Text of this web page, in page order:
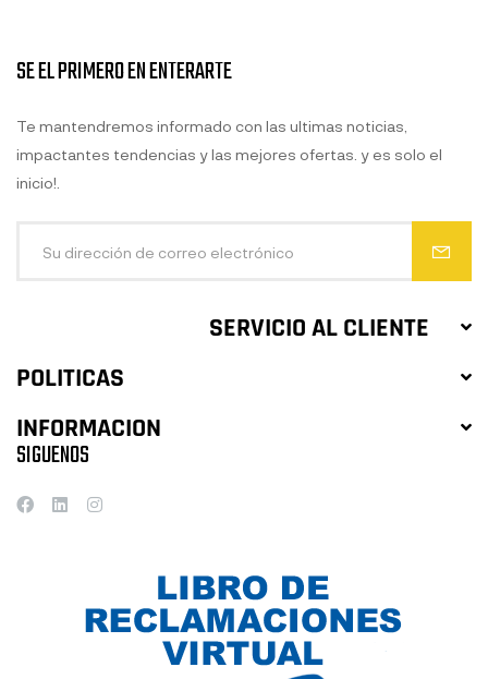
SERVICIO AL CLIENTE
POLITICAS
INFORMACION
SE EL PRIMERO EN ENTERARTE
Te mantendremos informado con las ultimas noticias,
impactantes tendencias y las mejores ofertas. y es solo el
inicio!.
SIGUENOS